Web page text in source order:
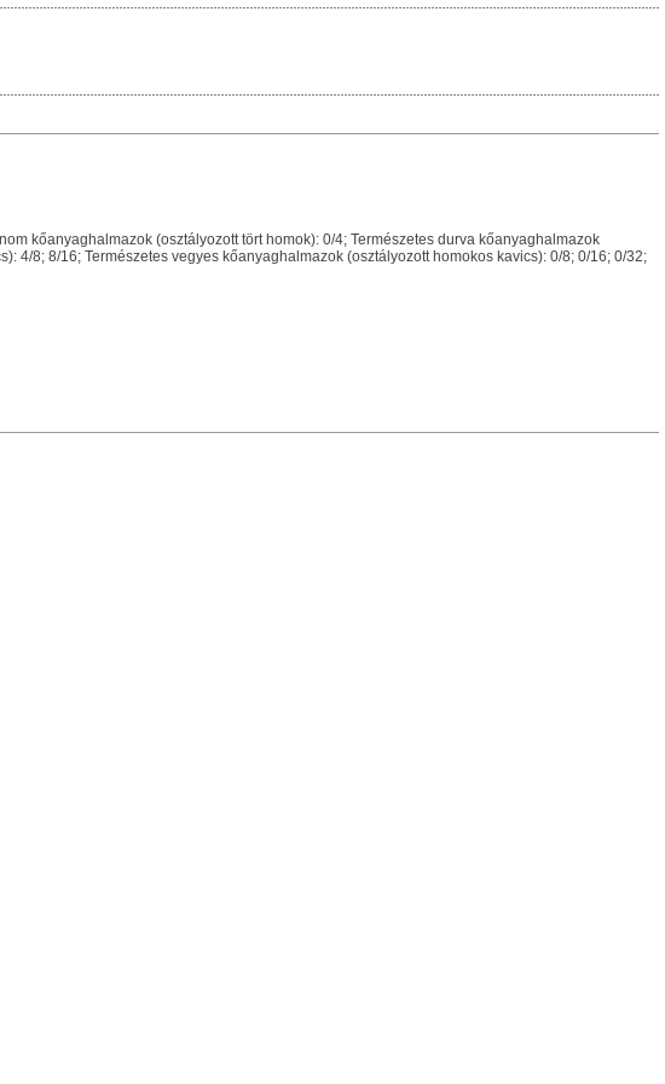
kőanyaghalmazok (osztályozott tört homok): 0/4; Természetes durva kőanyaghalmazok
4/8; 8/16; Természetes vegyes kőanyaghalmazok (osztályozott homokos kavics): 0/8; 0/16; 0/32;